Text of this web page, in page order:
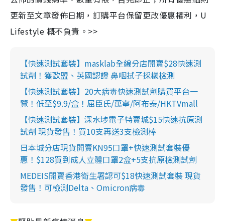
更新至文章發佈日期，訂購平台保留更改優惠權利，U
Lifestyle 概不負責。>>
【快速測試套裝】masklab全線分店開賣$28快速測
試劑！獲歐盟、英國認證 鼻咽拭子採樣檢測
【快速測試套裝】20大病毒快速測試劑購買平台一
覽！低至$9.9/盒！屈臣氏/萬寧/阿布泰/HKTVmall
【快速測試套裝】深水埗電子特賣城$15快速抗原測
試劑 現貨發售！買10支再送3支檢測棒
日本城分店現貨開賣KN95口罩+快速測試套裝優
惠！$128買到成人立體口罩2盒+5支抗原檢測試劑
MEDEIS開賣香港衛生署認可$18快速測試套裝 現貨
發售！可檢測Delta、Omicron病毒